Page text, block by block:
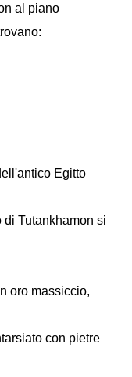
al piano
Egitto
Tutankhamon si
oro massiccio,
con pietre